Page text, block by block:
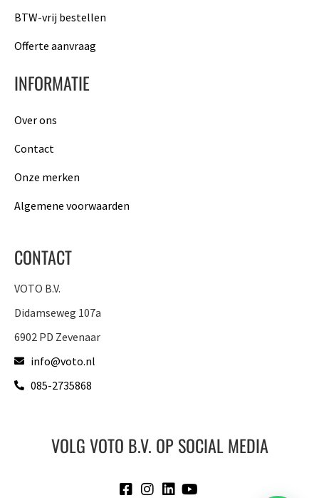
BTW-vrij bestellen
Offerte aanvraag
INFORMATIE
Over ons
Contact
Onze merken
Algemene voorwaarden
CONTACT
VOTO B.V.
Didamseweg 107a
6902 PD Zevenaar
info@voto.nl
085-2735868
VOLG VOTO B.V. OP SOCIAL MEDIA